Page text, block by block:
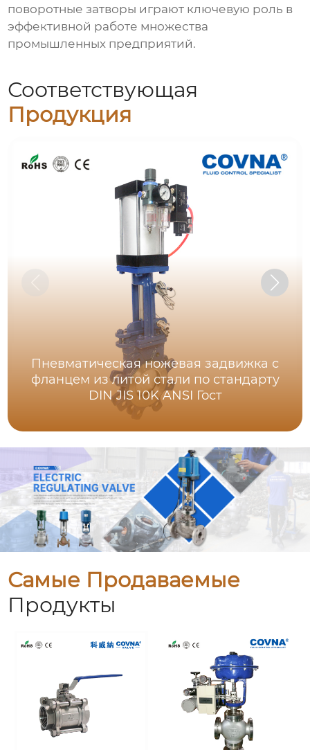
поворотные затворы играют ключевую роль в
эффективной работе множества
промышленных предприятий.
Соответствующая
Продукция
Пневматическая ножевая задвижка с
фланцем из литой стали по стандарту
DIN JIS 10K ANSI Гост
Самые Продаваемые
Продукты